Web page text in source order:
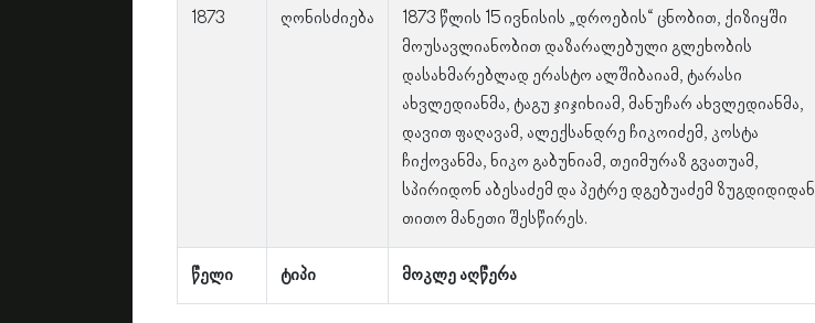
წელი ტიპი მოკლე აღწერა
1873 ღონისძიება
1873 წლის 15 ივნისის „დროების“ ცნობით, ქიზიყში
მოუსავლიანობით დაზარალებული გლეხობის
დასახმარებლად ერასტო ალშიბაიამ, ტარასი
ახვლედიანმა, ტაგუ ჯიჯიხიამ, მანუჩარ ახვლედიანმა,
დავით ფაღავამ, ალექსანდრე ჩიკოიძემ, კოსტა
ჩიქოვანმა, ნიკო გაბუნიამ, თეიმურაზ გვათუამ,
სპირიდონ აბესაძემ და პეტრე დგებუაძემ ზუგდიდიდან
თითო მანეთი შესწირეს.